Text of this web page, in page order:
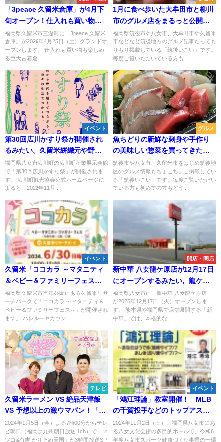
「3peace 久留米倉庫」が4月下
旬オープン！仕入れも買い物も
楽しめる巨大古着倉庫が誕生
（久留米市）
福岡県久留米市三潴町に「3peace 久留米
倉庫」が2026年4月25日（土）グランドオ
ープンします。 仕入れも買い物も楽しめ
る巨大古着倉...
1月に食べ歩いた大牟田市と柳川
市のグルメ店をまるっと公開！
（2026年）
福岡県筑後市や八女市、大牟田市や久留米
市などなど筑後地方のグルメ記事だっても
りもり掲載している「筑後いこい」です。
毎度ご覧いただいている方も...
イベント
第30回広川かすり祭が開催され
るみたい。久留米絣織元や野菜
果物などの地元特産品が大集
合！11月19日、20日
福岡県八女市広川町の広川町産業展示会館
で「第30回広川かすり祭」が開催されま
す。 広川町観光協会公式ホームページに
よると、2022年11月...
グルメ
魚ちどりの新鮮な刺身や手作り
の美味しい惣菜を買ってきたよ
（久留米市三潴町）
筑後市や八女市、久留米市をはじめ筑後地
区のグルメ情報もちょこちょこ掲載してい
る「筑後いこい」です。毎度ご覧いただい
ている方も初めての方もどう...
イベント
久留米「ココカラ ～マタニティ
＆ベビー＆ファミリーフェス
～」 子どもの教育・教養と子
育てママパパに役立つ事満載の
イベント！
福岡県久留米市百年公園にある久留米リサ
ーチパークで「ココカラ ～マタニティ＆
ベビー＆ファミリーフェス～」が開催され
ます。 ハレルーヤカウン...
開店・閉店
新中華 八女龍ケ原店が12月17日
にオープンするみたい。龍ケ原
交差点ちかく
福岡県八女市に「新中華 八女龍ケ原店」
が2025年12月17日（火）オープンしま
す。 熊本県や福岡県で店舗展開する「新
中華」では、本格的な...
テレビ
久留米ラーメン VS 絶品天津飯
VS 予想以上の激ウマパン！「マ
ツコ&有吉 かりそめ天国」1月5
日3時間SP放送
2024年1月5日（金）よる7時00分からテレ
ビ朝日（福岡は九州朝日放送 1ch）で「マ
ツコ&有吉 かりそめ天国」が3時間放送SP
イベント
「鴻江理論」教室開催！ MLB
の千賀投手などのトップアスリ
ートも師事する鴻江寿治氏が講
演（八女市）
2024年11月2日（土）、福岡県八女市にあ
る八女文化会館の多目的ホールで、令和6
年度八女市スポーツ健康づくり事業の一環